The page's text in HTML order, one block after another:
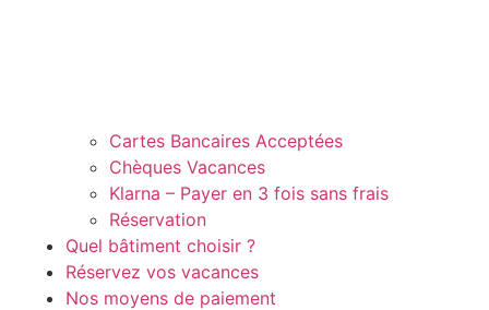
Cartes Bancaires Acceptées
Chèques Vacances
Klarna – Payer en 3 fois sans frais
Réservation
Quel bâtiment choisir ?
Réservez vos vacances
Nos moyens de paiement